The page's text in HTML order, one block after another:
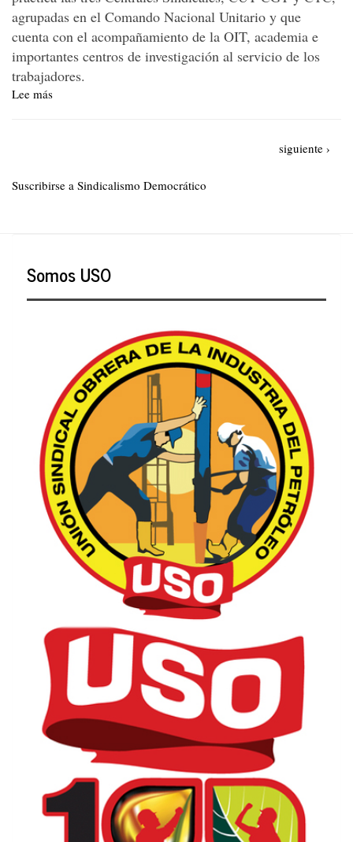
agrupadas en el Comando Nacional Unitario y que
cuenta con el acompañamiento de la OIT, academia e
importantes centros de investigación al servicio de los
trabajadores.
Lee más
y
Siguiente
siguiente ›
Suscribirse a Sindicalismo Democrático
Somos USO